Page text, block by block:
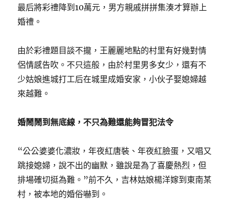
最后將彩禮降到10萬元，男方親戚拼拼集湊才算辦上
婚禮。
由於彩禮題目談不攏，王麗麗地點的村里有好幾對情
侶情感告吹。不只這般，由於村里男多女少，還有不
少姑娘進城打工后在城里成婚安家，小伙子娶媳婦越
來越難。
婚鬧鬧到無底線，不只為難還能夠冒犯法令
“公公婆婆化濃妝，年夜紅唐裝、年夜紅臉蛋，又唱又
跳接媳婦，說不出的幽默，雖說是為了喜慶熱烈，但
排場確切挺為難。”前不久，吉林姑娘楊洋嫁到東南某
村，被本地的婚俗嚇到。